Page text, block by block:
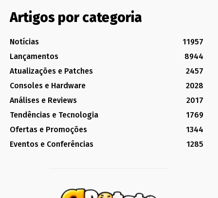
Artigos por categoria
Notícias
11957
Lançamentos
8944
Atualizações e Patches
2457
Consoles e Hardware
2028
Análises e Reviews
2017
Tendências e Tecnologia
1769
Ofertas e Promoções
1344
Eventos e Conferências
1285